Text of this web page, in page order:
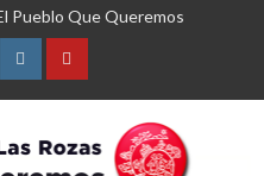
Pueblo Que Queremos
InstagramYouTube